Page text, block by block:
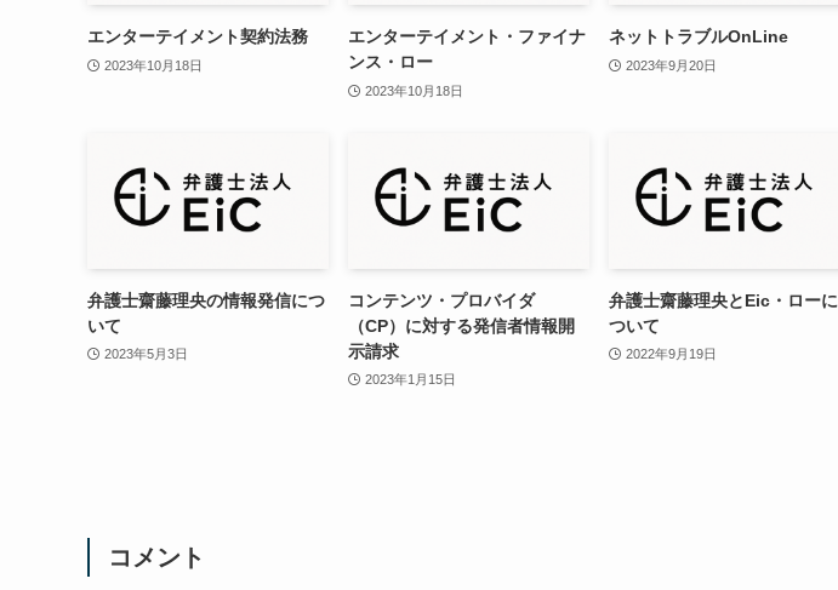
エンターテイメント契約法務
2023年10月18日
エンターテイメント・ファイナ
ンス・ロー
2023年10月18日
ネットトラブルOnLine
2023年9月20日
弁護士齋藤理央の情報発信につ
いて
2023年5月3日
コンテンツ・プロバイダ
（CP）に対する発信者情報開
示請求
2023年1月15日
弁護士齋藤理央とEic・ローに
ついて
2022年9月19日
コメント